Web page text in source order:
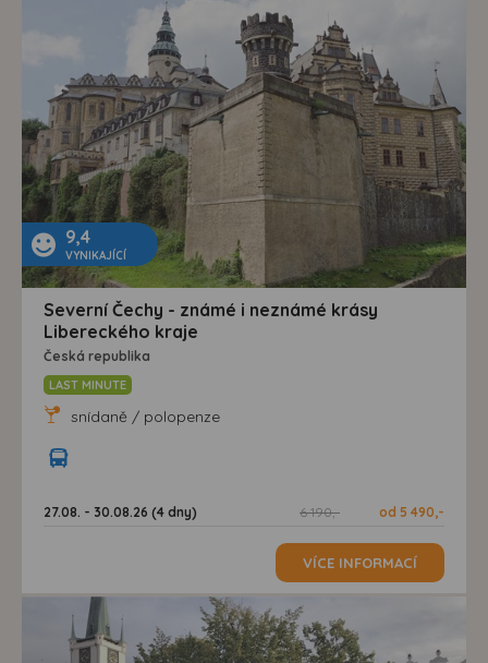
9,4
VYNIKAJÍCÍ
Severní Čechy - známé i neznámé krásy
Libereckého kraje
Česká republika
LAST MINUTE
snídaně / polopenze
27.08. - 30.08.26 (4 dny) 6 190,- od 5 490,-
VÍCE INFORMACÍ